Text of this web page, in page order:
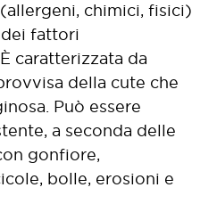
chimici, fisici)
fattori
caratterizzata da
della cute che
Può essere
a seconda delle
gonfiore,
bolle, erosioni e